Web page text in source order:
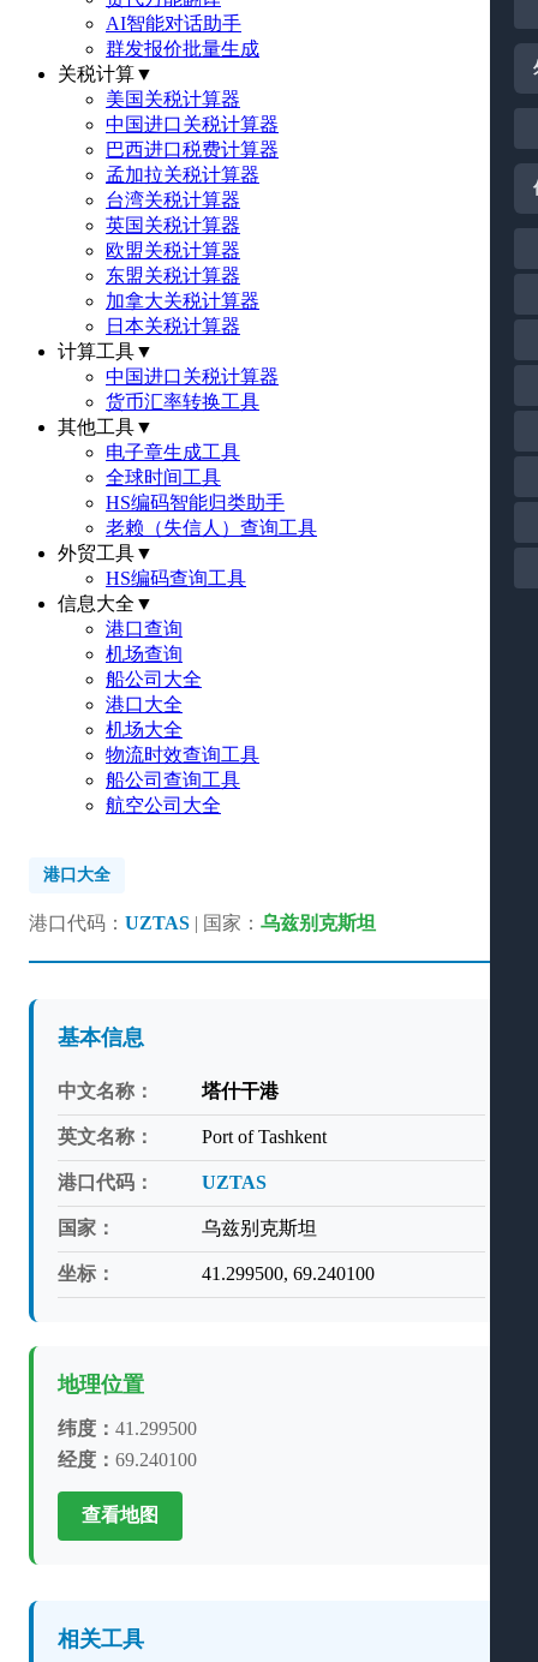
AI智能对话助手
群发报价批量生成
关税计算▼
美国关税计算器
中国进口关税计算器
巴西进口税费计算器
孟加拉关税计算器
台湾关税计算器
英国关税计算器
欧盟关税计算器
东盟关税计算器
加拿大关税计算器
日本关税计算器
计算工具▼
中国进口关税计算器
货币汇率转换工具
其他工具▼
电子章生成工具
全球时间工具
HS编码智能归类助手
老赖（失信人）查询工具
外贸工具▼
HS编码查询工具
信息大全 ▼
港口查询
机场查询
船公司大全
港口大全
机场大全
物流时效查询工具
船公司查询工具
航空公司大全
港口大全
港口代码： UZTAS | 国家： 乌兹别克斯坦
基本信息
中文名称： 塔什干港
英文名称： Port of Tashkent
港口代码： UZTAS
国家： 乌兹别克斯坦
坐标： 41.299500, 69.240100
地理位置
纬度： 41.299500
经度： 69.240100
查看地图
相关工具